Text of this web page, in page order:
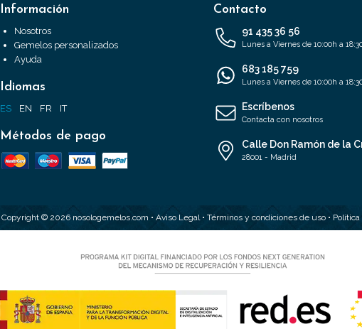
Información
Nosotros
Gemelos personalizados
Ayuda
Idiomas
ES EN FR IT
Métodos de pago
Contacto
91 435 36 56
Lunes a Viernes de 10:00h a
683 185 759
Lunes a Viernes de 10:00h a
Escríbenos
Contacta con nosotros
Calle Don Ramón de la
28001 - Madrid
Copyright © 2026 nosologemelos.com • Aviso Legal • Términos y condiciones de uso•